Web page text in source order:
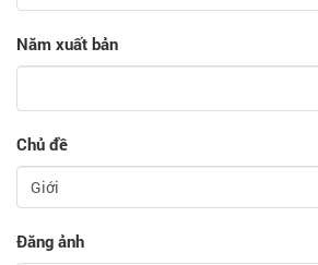
Năm xuất bản
Chủ đề
Đăng ảnh